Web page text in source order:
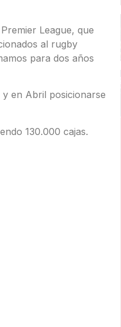
League, que
al rugby
para dos años
en Abril posicionarse
130.000 cajas.